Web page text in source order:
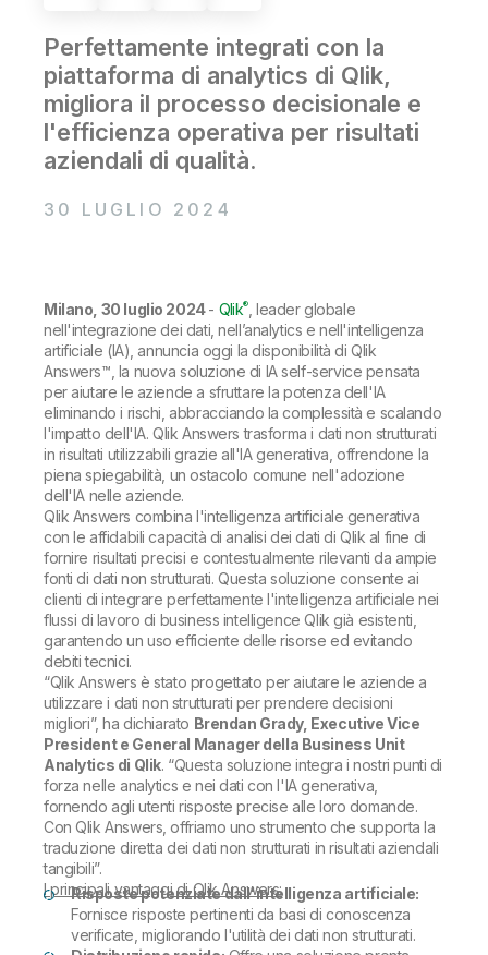
Sedi nel mondo
Talend
Perfettamente integrati con la
piattaforma di analytics di Qlik,
migliora il processo decisionale e
l'efficienza operativa per risultati
aziendali di qualità.
30 LUGLIO 2024
Milano, 30 luglio 2024- Qlik®, leader globale
nell'integrazione dei dati, nell’analytics e nell'intelligenza
artificiale (IA), annuncia oggi la disponibilità di Qlik
Answers™, la nuova soluzione di IA self-service pensata
per aiutare le aziende a sfruttare la potenza dell'IA
eliminando i rischi, abbracciando la complessità e scalando
l'impatto dell'IA. Qlik Answers trasforma i dati non strutturati
in risultati utilizzabili grazie all'IA generativa, offrendone la
piena spiegabilità, un ostacolo comune nell'adozione
dell'IA nelle aziende.
Qlik Answers combina l'intelligenza artificiale generativa
con le affidabili capacità di analisi dei dati di Qlik al fine di
fornire risultati precisi e contestualmente rilevanti da ampie
fonti di dati non strutturati. Questa soluzione consente ai
clienti di integrare perfettamente l'intelligenza artificiale nei
flussi di lavoro di business intelligence Qlik già esistenti,
garantendo un uso efficiente delle risorse ed evitando
debiti tecnici.
“Qlik Answers è stato progettato per aiutare le aziende a
utilizzare i dati non strutturati per prendere decisioni
migliori”,ha dichiarato Brendan Grady, Executive Vice
President e General Manager della Business Unit
Analytics di Qlik. “Questa soluzione integra i nostri punti di
forza nelle analytics e nei dati con l'IA generativa,
fornendo agli utenti risposte precise alle loro domande.
Con Qlik Answers, offriamo uno strumento che supporta la
traduzione diretta dei dati non strutturati in risultati aziendali
tangibili”.
I principali vantaggi di Qlik Answers:
Risposte potenziate dall'intelligenza artificiale:
Fornisce risposte pertinenti da basi di conoscenza
verificate, migliorando l'utilità dei dati non strutturati.